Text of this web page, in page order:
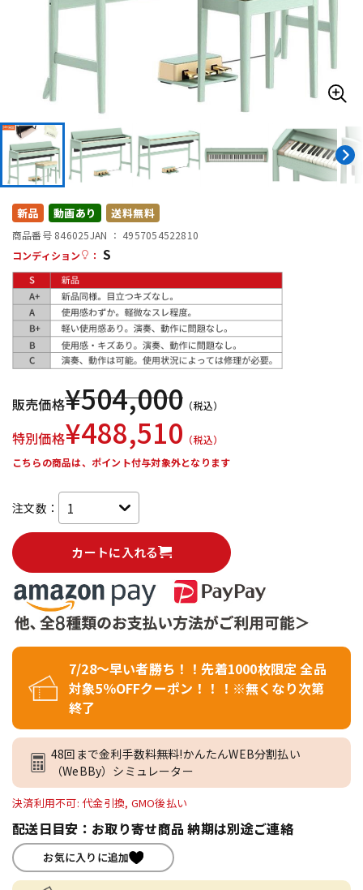
エフェクター
DTM オンライン納品 レコーディング機器
配信/ライブ機器
新品 動画あり 送料無料
商品番号 846025JAN ： 4957054522810
コンディション
： S
販売価格¥504,000 （税込）
特別価格¥488,510 （税込）
こちらの商品は、ポイント付与対象外となります
注文数：
カートに入れる
7/28～早い者勝ち！！先着1000枚限定 全品
対象5％OFFクーポン！！！※無くなり次第
終了
48回まで金利手数料無料!かんたんWEB分割払い
（WeBBy）シミュレーター
決済利用不可: 代金引換, GMO後払い
配送日目安：お取り寄せ商品 納期は別途ご連絡
お気に入りに追加